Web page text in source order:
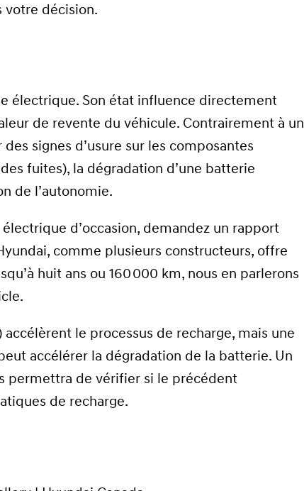
votre décision.
électrique. Son état influence directement
de revente du véhicule. Contrairement à un
signes d’usure sur les composantes
fuites), la dégradation d’une batterie
de l’autonomie.
d’occasion, demandez un rapport
comme plusieurs constructeurs, offre
huit ans ou 160 000 km, nous en parlerons
le processus de recharge, mais une
accélérer la dégradation de la batterie. Un
permettra de vérifier si le précédent
de recharge.